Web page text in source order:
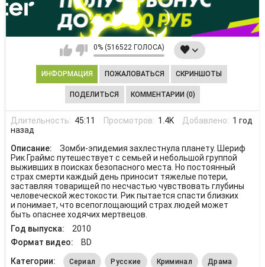
0% (516522 ГОЛОСА)
ИНФОРМАЦИЯ ПОЖАЛОВАТЬСЯ СКРИНШОТЫ
ПОДЕЛИТЬСЯ КОММЕНТАРИИ (0)
Длительность: 45:11 Просмотров: 1.4K Добавлено: 1 год
назад
Описание:
Зомби-эпидемия захлестнула планету. Шериф
Рик Граймс путешествует с семьей и небольшой группой
выживших в поисках безопасного места. Но постоянный
страх смерти каждый день приносит тяжелые потери,
заставляя товарищей по несчастью чувствовать глубины
человеческой жестокости. Рик пытается спасти близких
и понимает, что всепоглощающий страх людей может
быть опаснее ходячих мертвецов.
Год выпуска:
2010
Формат видео:
BD
Категории:
Сериал Русские Криминал Драма